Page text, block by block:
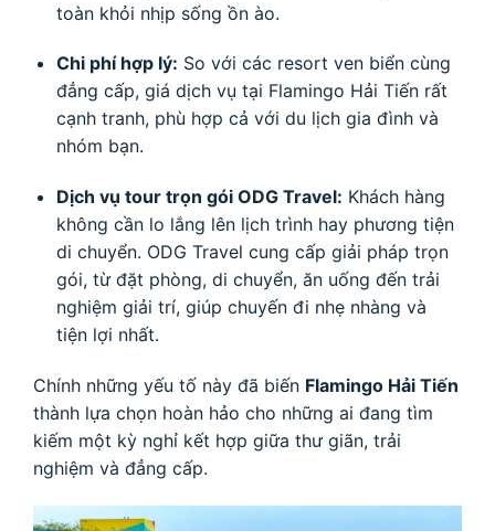
toàn khỏi nhịp sống ồn ào.
Chi phí hợp lý: So với các resort ven biển cùng
đẳng cấp, giá dịch vụ tại Flamingo Hải Tiến rất
cạnh tranh, phù hợp cả với du lịch gia đình và
nhóm bạn.
Dịch vụ tour trọn gói ODG Travel: Khách hàng
không cần lo lắng lên lịch trình hay phương tiện
di chuyển. ODG Travel cung cấp giải pháp trọn
gói, từ đặt phòng, di chuyển, ăn uống đến trải
nghiệm giải trí, giúp chuyến đi nhẹ nhàng và
tiện lợi nhất.
Chính những yếu tố này đã biến Flamingo Hải Tiến
thành lựa chọn hoàn hảo cho những ai đang tìm
kiếm một kỳ nghỉ kết hợp giữa thư giãn, trải
nghiệm và đẳng cấp.